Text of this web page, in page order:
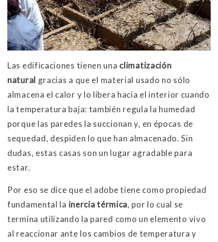
Las edificaciones tienen una climatización
natural gracias a que el material usado no sólo
almacena el calor y lo libera hacia el interior cuando
la temperatura baja: también regula la humedad
porque las paredes la succionan y, en épocas de
sequedad, despiden lo que han almacenado. Sin
dudas, estas casas son un lugar agradable para
estar.
Por eso se dice que el adobe tiene como propiedad
fundamental la inercia térmica, por lo cual se
termina utilizando la pared como un elemento vivo
al reaccionar ante los cambios de temperatura y